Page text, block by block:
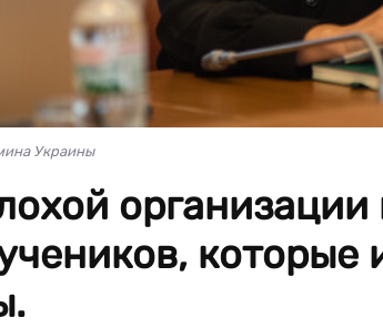
Украины
организации
которые